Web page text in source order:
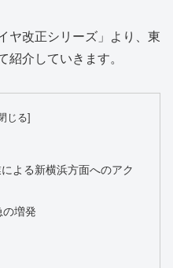
ヤ改正シリーズ」より、東
紹介していきます。
よる新横浜方面へのアク
増発